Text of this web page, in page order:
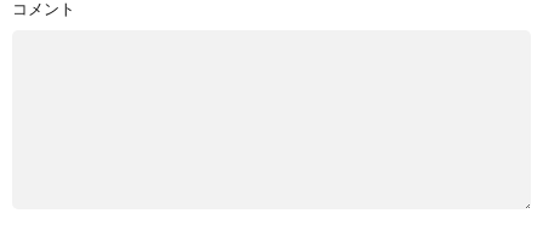
コメント